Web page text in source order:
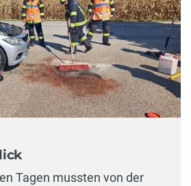
Tagen mussten von der